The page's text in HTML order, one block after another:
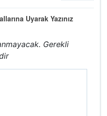
Uyarak Yazınız
Gerekli